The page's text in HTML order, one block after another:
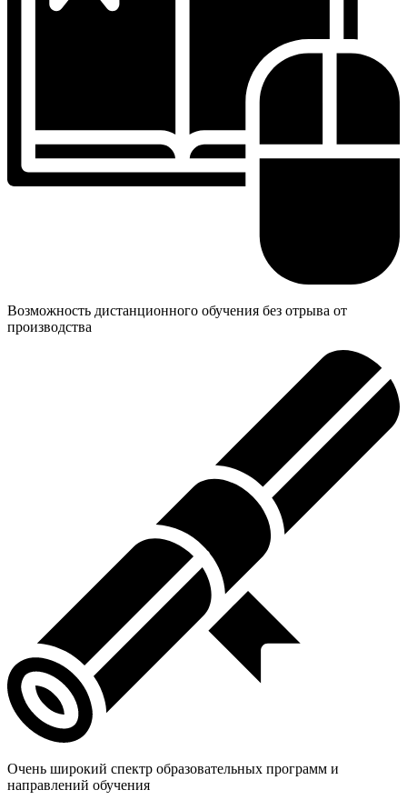
Возможность дистанционного обучения без отрыва от
производства
Очень широкий спектр образовательных программ и
направлений обучения